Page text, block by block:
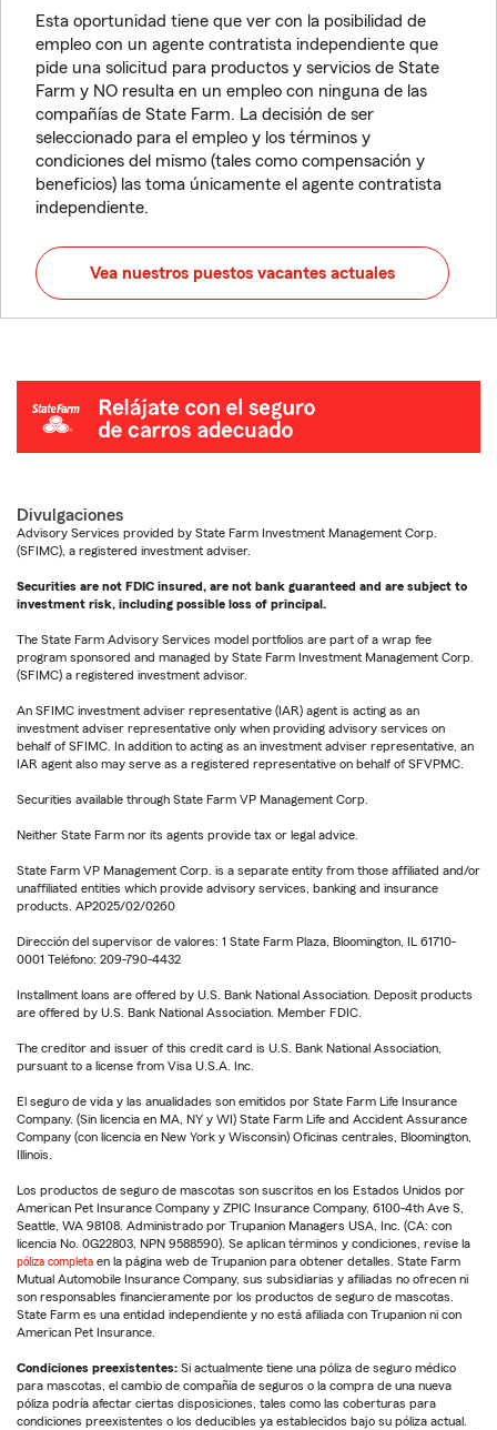
Esta oportunidad tiene que ver con la posibilidad de
empleo con un agente contratista independiente que
pide una solicitud para productos y servicios de State
Farm y NO resulta en un empleo con ninguna de las
compañías de State Farm. La decisión de ser
seleccionado para el empleo y los términos y
condiciones del mismo (tales como compensación y
beneficios) las toma únicamente el agente contratista
independiente.
Vea nuestros puestos vacantes actuales
Divulgaciones
Advisory Services provided by State Farm Investment Management Corp.
(SFIMC), a registered investment adviser.
Securities are not FDIC insured, are not bank guaranteed and are subject to
investment risk, including possible loss of principal.
The State Farm Advisory Services model portfolios are part of a wrap fee
program sponsored and managed by State Farm Investment Management Corp.
(SFIMC) a registered investment advisor.
An SFIMC investment adviser representative (IAR) agent is acting as an
investment adviser representative only when providing advisory services on
behalf of SFIMC. In addition to acting as an investment adviser representative, an
IAR agent also may serve as a registered representative on behalf of SFVPMC.
Securities available through State Farm VP Management Corp.
Neither State Farm nor its agents provide tax or legal advice.
State Farm VP Management Corp. is a separate entity from those affiliated and/or
unaffiliated entities which provide advisory services, banking and insurance
products. AP2025/02/0260
Dirección del supervisor de valores: 1 State Farm Plaza, Bloomington, IL 61710-
0001 Teléfono: 209-790-4432
Installment loans are offered by U.S. Bank National Association. Deposit products
are offered by U.S. Bank National Association. Member FDIC.
The creditor and issuer of this credit card is U.S. Bank National Association,
pursuant to a license from Visa U.S.A. Inc.
El seguro de vida y las anualidades son emitidos por State Farm Life Insurance
Company. (Sin licencia en MA, NY y WI) State Farm Life and Accident Assurance
Company (con licencia en New York y Wisconsin) Oficinas centrales, Bloomington,
Illinois.
Los productos de seguro de mascotas son suscritos en los Estados Unidos por
American Pet Insurance Company y ZPIC Insurance Company, 6100-4th Ave S,
Seattle, WA 98108. Administrado por Trupanion Managers USA, Inc. (CA: con
licencia No. 0G22803, NPN 9588590). Se aplican términos y condiciones, revise la
póliza completa en la página web de Trupanion para obtener detalles. State Farm
Mutual Automobile Insurance Company, sus subsidiarias y afiliadas no ofrecen ni
son responsables financieramente por los productos de seguro de mascotas.
State Farm es una entidad independiente y no está afiliada con Trupanion ni con
American Pet Insurance.
Condiciones preexistentes: Si actualmente tiene una póliza de seguro médico
para mascotas, el cambio de compañía de seguros o la compra de una nueva
póliza podría afectar ciertas disposiciones, tales como las coberturas para
condiciones preexistentes o los deducibles ya establecidos bajo su póliza actual.